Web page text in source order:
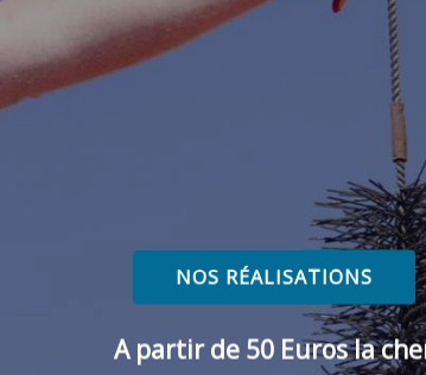
NOS RÉALISATIONS
A partir de 50 Euros la